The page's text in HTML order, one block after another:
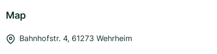
Map
Bahnhofstr. 4, 61273 Wehrheim